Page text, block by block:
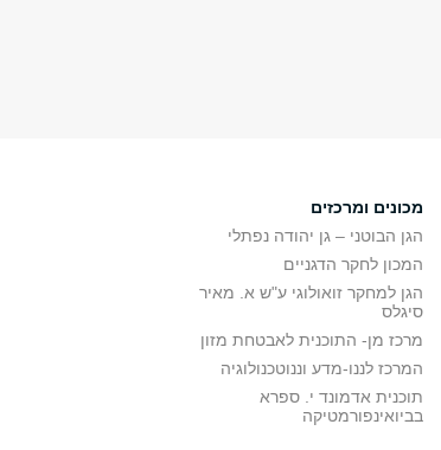
מכונים ומרכזים
הגן הבוטני – גן יהודה נפתלי
המכון לחקר הדגניים
הגן למחקר זואולוגי ע"ש א. מאיר
סיגלס
מרכז מן- התוכנית לאבטחת מזון
המרכז לננו-מדע וננוטכנולוגיה
תוכנית אדמונד י. ספרא
בביואינפורמטיקה